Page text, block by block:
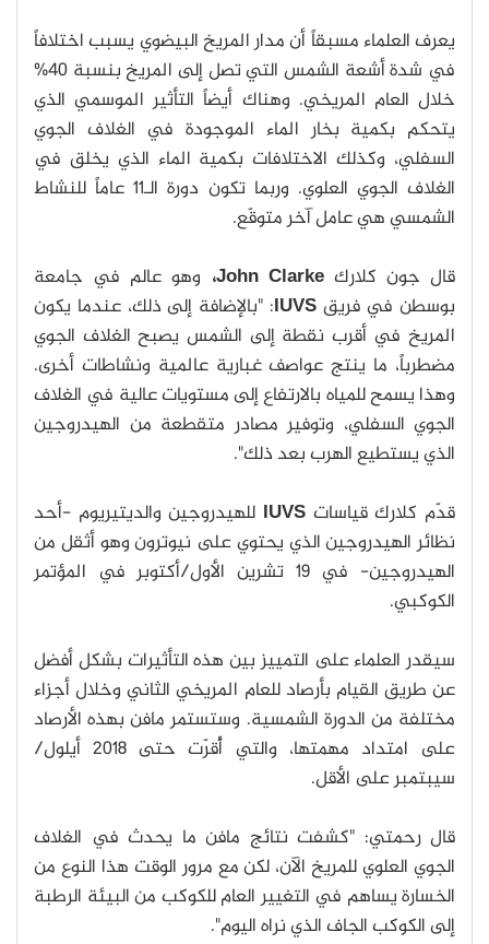
يعرف العلماء مسبقاً أن مدار المريخ البيضوي يسبب اختلافاً
في شدة أشعة الشمس التي تصل إلى المريخ بنسبة 40%
خلال العام المريخي. وهناك أيضاً التأثير الموسمي الذي
يتحكم بكمية بخار الماء الموجودة في الغلاف الجوي
السفلي، وكذلك الاختلافات بكمية الماء الذي يخلق في
الغلاف الجوي العلوي. وربما تكون دورة الـ11 عاماً للنشاط
الشمسي هي عامل آخر متوقّع.
قال جون كلاركJohn Clarke، وهو عالم في جامعة
بوسطن في فريقIUVS: "بالإضافة إلى ذلك، عندما يكون
المريخ في أقرب نقطة إلى الشمس يصبح الغلاف الجوي
مضطرباً، ما ينتج عواصف غبارية عالمية ونشاطات أخرى.
وهذا يسمح للمياه بالارتفاع إلى مستويات عالية في الغلاف
الجوي السفلي، وتوفير مصادر متقطعة من الهيدروجين
الذي يستطيع الهرب بعد ذلك".
قدّم كلارك قياسات IUVS للهيدروجين والديتيريوم -أحد
نظائر الهيدروجين الذي يحتوي على نيوترون وهو أثقل من
الهيدروجين- في 19 تشرين الأول/أكتوبر في المؤتمر
الكوكبي.
سيقدر العلماء على التمييز بين هذه التأثيرات بشكل أفضل
عن طريق القيام بأرصاد للعام المريخي الثاني وخلال أجزاء
مختلفة من الدورة الشمسية. وستستمر مافن بهذه الأرصاد
على امتداد مهمتها، والتي أُقرّت حتى 2018 أيلول/
سيبتمبر على الأقل.
قال رحمتي: "كشفت نتائج مافن ما يحدث في الغلاف
الجوي العلوي للمريخ الآن، لكن مع مرور الوقت هذا النوع من
الخسارة يساهم في التغيير العام للكوكب من البيئة الرطبة
إلى الكوكب الجاف الذي نراه اليوم".